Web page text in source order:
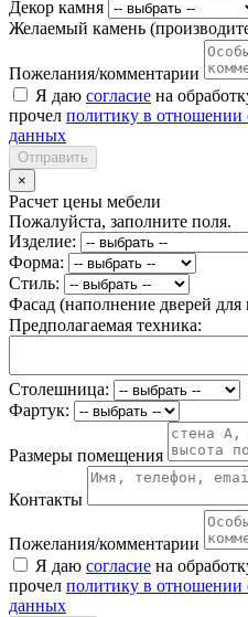
Декор камня
Желаемый камень
Пожелания/комментарии
Я даю согласие на
прочел политику в отношении
данных
Отправить
×
Расчет цены мебели
Пожалуйста, заполните поля.
Изделие:
Форма:
Стиль:
Фасад (наполнение дверей
Предполагаемая техника:
Столешница:
Фартук:
Размеры помещения
Контакты
Пожелания/комментарии
Я даю согласие на
прочел политику в отношении
данных